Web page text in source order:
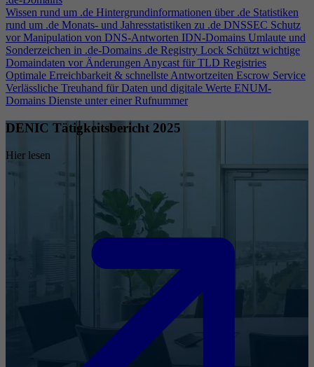
Wissen rund um .de Hintergrundinformationen über .de Statistiken
rund um .de Monats- und Jahresstatistiken zu .de DNSSEC Schutz
vor Manipulation von DNS-Antworten IDN-Domains Umlaute und
Sonderzeichen in .de-Domains .de Registry Lock Schützt wichtige
Domaindaten vor ÄnderungenAnycast für TLD Registries
Optimale Erreichbarkeit & schnellste Antwortzeiten Escrow Service
Verlässliche Treuhand für Daten und digitale Werte ENUM-
Domains Dienste unter einer Rufnummer
DENIC Tätigkeitsbericht 2025
Hier lesen